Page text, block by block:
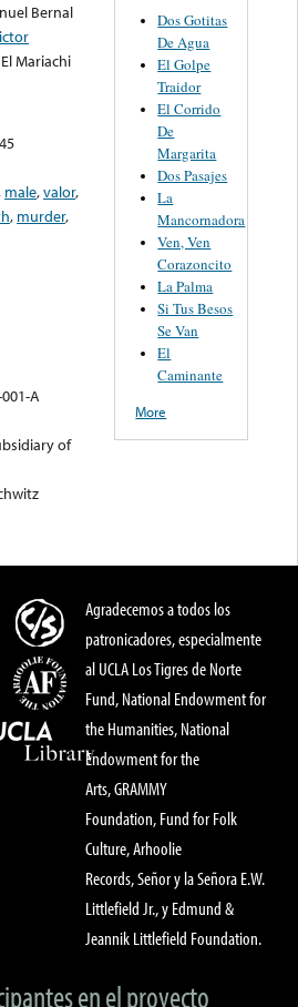
Bernal
Mariachi
45
male,valor,
, murder,
001-A
of
Dos Gotitas
De Agua
El Golpe
Traidor
El Corrido
De
Margarita
Dos Pasajes
La
Mancornadora
Ven, Ven
Corazoncito
La Palma
Si Tus Besos
Se Van
El
Caminante
More
Agradecemos a todos los
patronicadores, especialmente
al UCLA Los Tigres de Norte
Fund, National Endowment for
the Humanities, National
Endowment for the
Arts, GRAMMY
Foundation, Fund for Folk
Culture, Arhoolie
Records, Señor y la Señora E.W.
Littlefield Jr., y Edmund &
Jeannik Littlefield Foundation.
en el proyecto